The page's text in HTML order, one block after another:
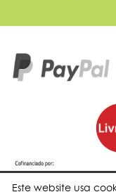
Este website usa